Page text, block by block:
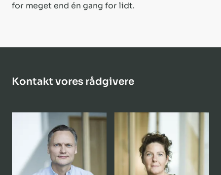
for meget end én gang for lidt.
Kontakt vores rådgivere